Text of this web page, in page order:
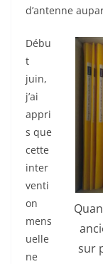
d’antenne
sur
Débu
t
juin,
j’ai
appri
s que
cette
inter
venti
on
mens
uelle
ne